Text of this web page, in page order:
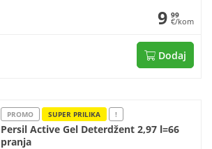
9 99
€/kom
Dodaj
PROMO SUPER PRILIKA !
Persil Active Gel Deterdžent 2,97 l=66
pranja